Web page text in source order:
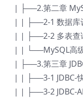
| ├──2.第二章
| | ├──2-1 数据库
| | ├──2-2 多表查
| | └──MySQL高
| ├──3.第三章
| | ├──3-1 JDBC-
| | ├──3-2 JDBC-